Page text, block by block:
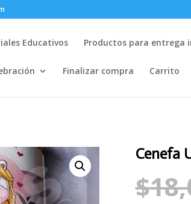
Educativos Productos para entrega
Finalizar compra Carrito
Cenefa
$